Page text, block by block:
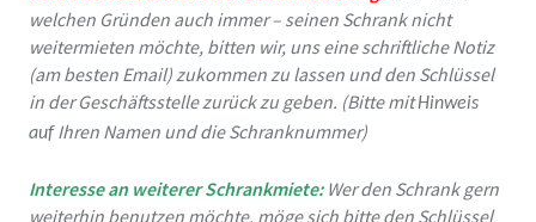
welchen Gründen auch immer – seinen Schrank nicht
weitermieten möchte, bitten wir, uns eine schriftliche Notiz
(am besten Email) zukommen zu lassen und den Schlüssel
in der Geschäftsstelle zurück zu geben. (Bitte mitHinweis
aufIhren Namen und die Schranknummer)
Interesse an weiterer Schrankmiete: Wer den Schrank gern
weiterhin benutzen möchte, möge sich bitte den Schlüssel